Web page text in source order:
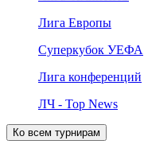
Лига Европы
Суперкубок УЕФА
Лига конференций
ЛЧ - Top News
Ко всем турнирам